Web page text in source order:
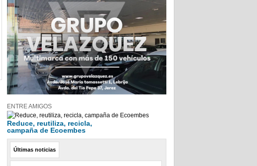
ENTRE AMIGOS
Reduce, reutiliza, recicla,
campaña de Ecoembes
Últimas noticias